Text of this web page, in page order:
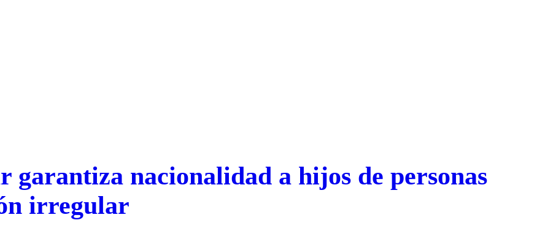
garantiza nacionalidad a hijos de personas
irregular